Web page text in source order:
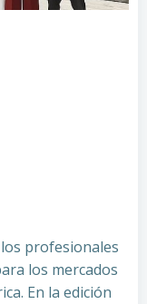
profesionales
los mercados
En la edición